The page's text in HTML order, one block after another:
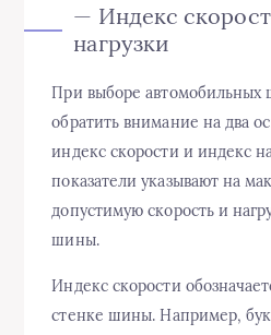
— Индекс
нагрузки
При выборе автомобильных
обратить внимание на два
индекс скорости и индекс
показатели указывают на
допустимую скорость и
шины.
Индекс скорости
стенке шины. Например,